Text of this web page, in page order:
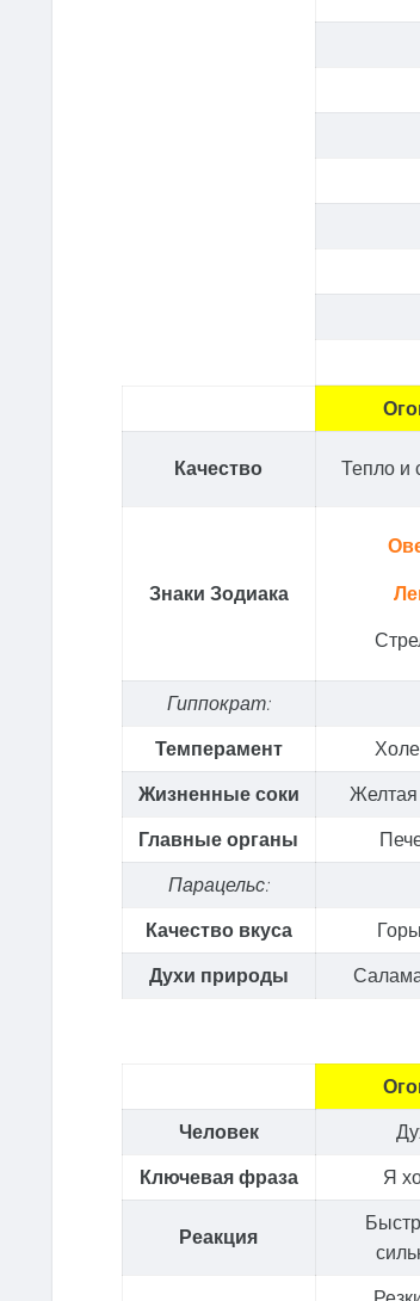
Качество Тепло и
Знаки Зодиака
Гиппократ:
Темперамент
Жизненные соки
Главные органы
Парацельс:
Качество вкуса
Духи природы
Человек
Ключевая фраза
Я
Реакция